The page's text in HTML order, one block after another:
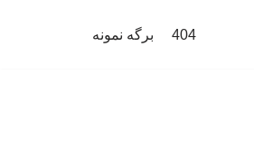
404 برگه نمونه